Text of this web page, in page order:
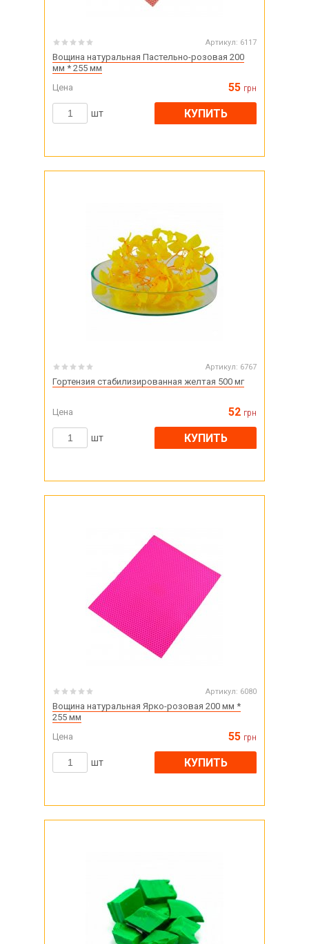
Артикул: 6117
Вощина натуральная Пастельно-розовая 200
мм * 255 мм
Цена
55 грн
шт КУПИТЬ
Артикул: 6767
Гортензия стабилизированная желтая 500 мг
Цена 52 грн
шт КУПИТЬ
Артикул: 6080
Вощина натуральная Ярко-розовая 200 мм *
255 мм
Цена
55 грн
шт КУПИТЬ